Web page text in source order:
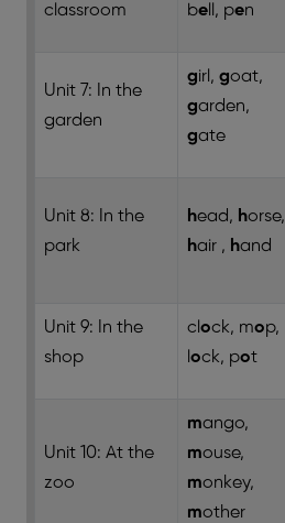
classroom
be ll, pen
Unit 7: In the
garden
girl, goat,
garden,
gate
Unit 8: In the
park
head, horse,
hair , hand
Unit 9: In the
shop
cl ock, mop,
ock, pot
Unit 10: At the
zoo
mango,
mouse,
monkey,
mother